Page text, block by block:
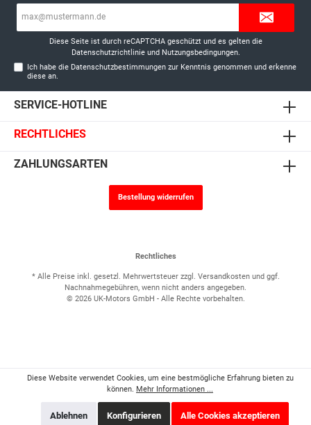
Diese Seite ist durch reCAPTCHA geschützt und es gelten die
Datenschutzrichtlinieund Nutzungsbedingungen.
Ich habe die Datenschutzbestimmungen zur Kenntnis genommen und erkenne
diese an.
SERVICE-HOTLINE
RECHTLICHES
ZAHLUNGSARTEN
Bestellung widerrufen
Rechtliches
* Alle Preise inkl. gesetzl. Mehrwertsteuer zzgl. Versandkostenund ggf.
Nachnahmegebühren, wenn nicht anders angegeben.
© 2026 UK-Motors GmbH - Alle Rechte vorbehalten.
Diese Website verwendet Cookies, um eine bestmögliche Erfahrung bieten zu
können. Mehr Informationen ...
Ablehnen Konfigurieren Alle Cookies akzeptieren